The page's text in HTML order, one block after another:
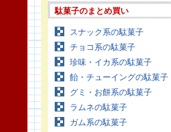
駄菓子のまとめ買い
スナック系の駄菓子
チョコ系の駄菓子
珍味・イカ系の駄菓子
飴・チューイングの駄菓子
グミ・お餅系の駄菓子
ラムネの駄菓子
ガム系の駄菓子